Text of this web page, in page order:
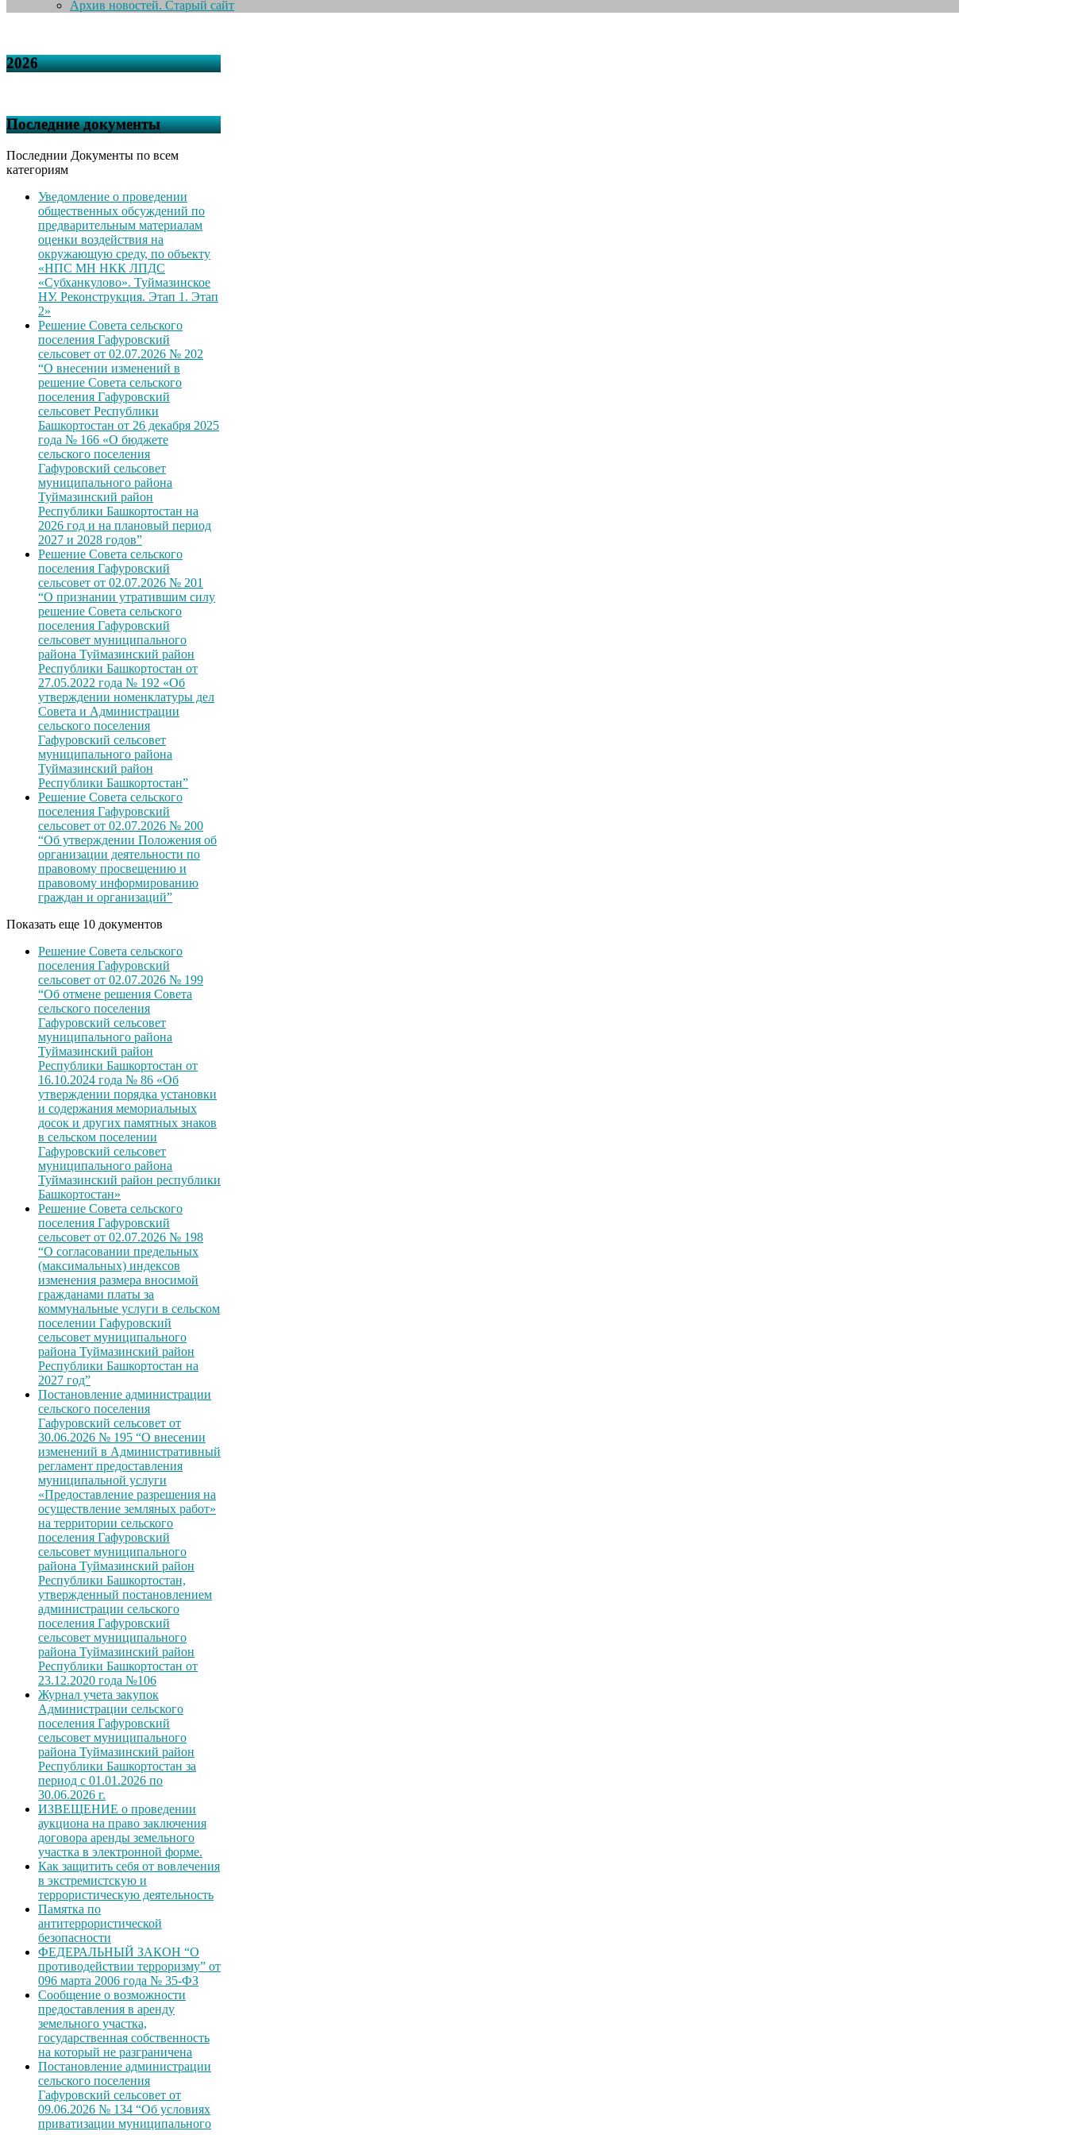
Архив новостей. Старый сайт
2026
Последние документы
Последнии Документы по всем
категориям
Уведомление о проведении
общественных обсуждений по
предварительным материалам
оценки воздействия на
окружающую среду, по объекту
«НПС МН НКК ЛПДС
«Субханкулово». Туймазинское
НУ. Реконструкция. Этап 1. Этап
2»
Решение Совета сельского
поселения Гафуровский
сельсовет от 02.07.2026 № 202
“О внесении изменений в
решение Совета сельского
поселения Гафуровский
сельсовет Республики
Башкортостан от 26 декабря 2025
года № 166 «О бюджете
сельского поселения
Гафуровский сельсовет
муниципального района
Туймазинский район
Республики Башкортостан на
2026 год и на плановый период
2027 и 2028 годов”
Решение Совета сельского
поселения Гафуровский
сельсовет от 02.07.2026 № 201
“О признании утратившим силу
решение Совета сельского
поселения Гафуровский
сельсовет муниципального
района Туймазинский район
Республики Башкортостан от
27.05.2022 года № 192 «Об
утверждении номенклатуры дел
Совета и Администрации
сельского поселения
Гафуровский сельсовет
муниципального района
Туймазинский район
Республики Башкортостан”
Решение Совета сельского
поселения Гафуровский
сельсовет от 02.07.2026 № 200
“Об утверждении Положения об
организации деятельности по
правовому просвещению и
правовому информированию
граждан и организаций”
Показать еще 10 документов
Решение Совета сельского
поселения Гафуровский
сельсовет от 02.07.2026 № 199
“Об отмене решения Совета
сельского поселения
Гафуровский сельсовет
муниципального района
Туймазинский район
Республики Башкортостан от
16.10.2024 года № 86 «Об
утверждении порядка установки
и содержания мемориальных
досок и других памятных знаков
в сельском поселении
Гафуровский сельсовет
муниципального района
Туймазинский район республики
Башкортостан»
Решение Совета сельского
поселения Гафуровский
сельсовет от 02.07.2026 № 198
“О согласовании предельных
(максимальных) индексов
изменения размера вносимой
гражданами платы за
коммунальные услуги в сельском
поселении Гафуровский
сельсовет муниципального
района Туймазинский район
Республики Башкортостан на
2027 год”
Постановление администрации
сельского поселения
Гафуровский сельсовет от
30.06.2026 № 195 “О внесении
изменений в Административный
регламент предоставления
муниципальной услуги
«Предоставление разрешения на
осуществление земляных работ»
на территории сельского
поселения Гафуровский
сельсовет муниципального
района Туймазинский район
Республики Башкортостан,
утвержденный постановлением
администрации сельского
поселения Гафуровский
сельсовет муниципального
района Туймазинский район
Республики Башкортостан от
23.12.2020 года №106
Журнал учета закупок
Администрации сельского
поселения Гафуровский
сельсовет муниципального
района Туймазинский район
Республики Башкортостан за
период с 01.01.2026 по
30.06.2026 г.
ИЗВЕЩЕНИЕ о проведении
аукциона на право заключения
договора аренды земельного
участка в электронной форме.
Как защитить себя от вовлечения
в экстремистскую и
террористическую деятельность
Памятка по
антитеррористической
безопасности
ФЕДЕРАЛЬНЫЙ ЗАКОН “О
противодействии терроризму” от
096 марта 2006 года № 35-ФЗ
Сообщение о возможности
предоставления в аренду
земельного участка,
государственная собственность
на который не разграничена
Постановление администрации
сельского поселения
Гафуровский сельсовет от
09.06.2026 № 134 “Об условиях
приватизации муниципального